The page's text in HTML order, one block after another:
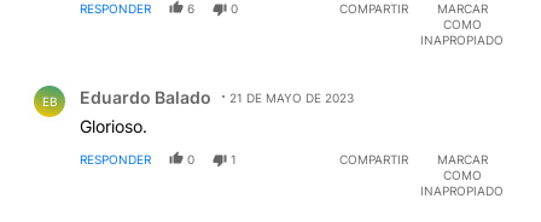
RESPONDER 6 0 COMPARTIR
MARCAR
COMO
INAPROPIADO
EB Eduardo Balado 21 DE MAYO DE 2023
Glorioso.
RESPONDER 0 1 COMPARTIR
MARCAR
COMO
INAPROPIADO